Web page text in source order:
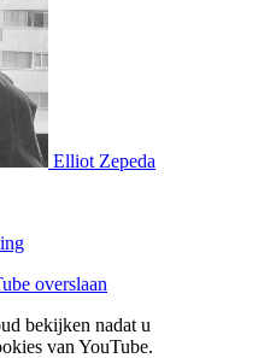
Elliot Zepeda
overslaan
bekijken nadat u
van YouTube.